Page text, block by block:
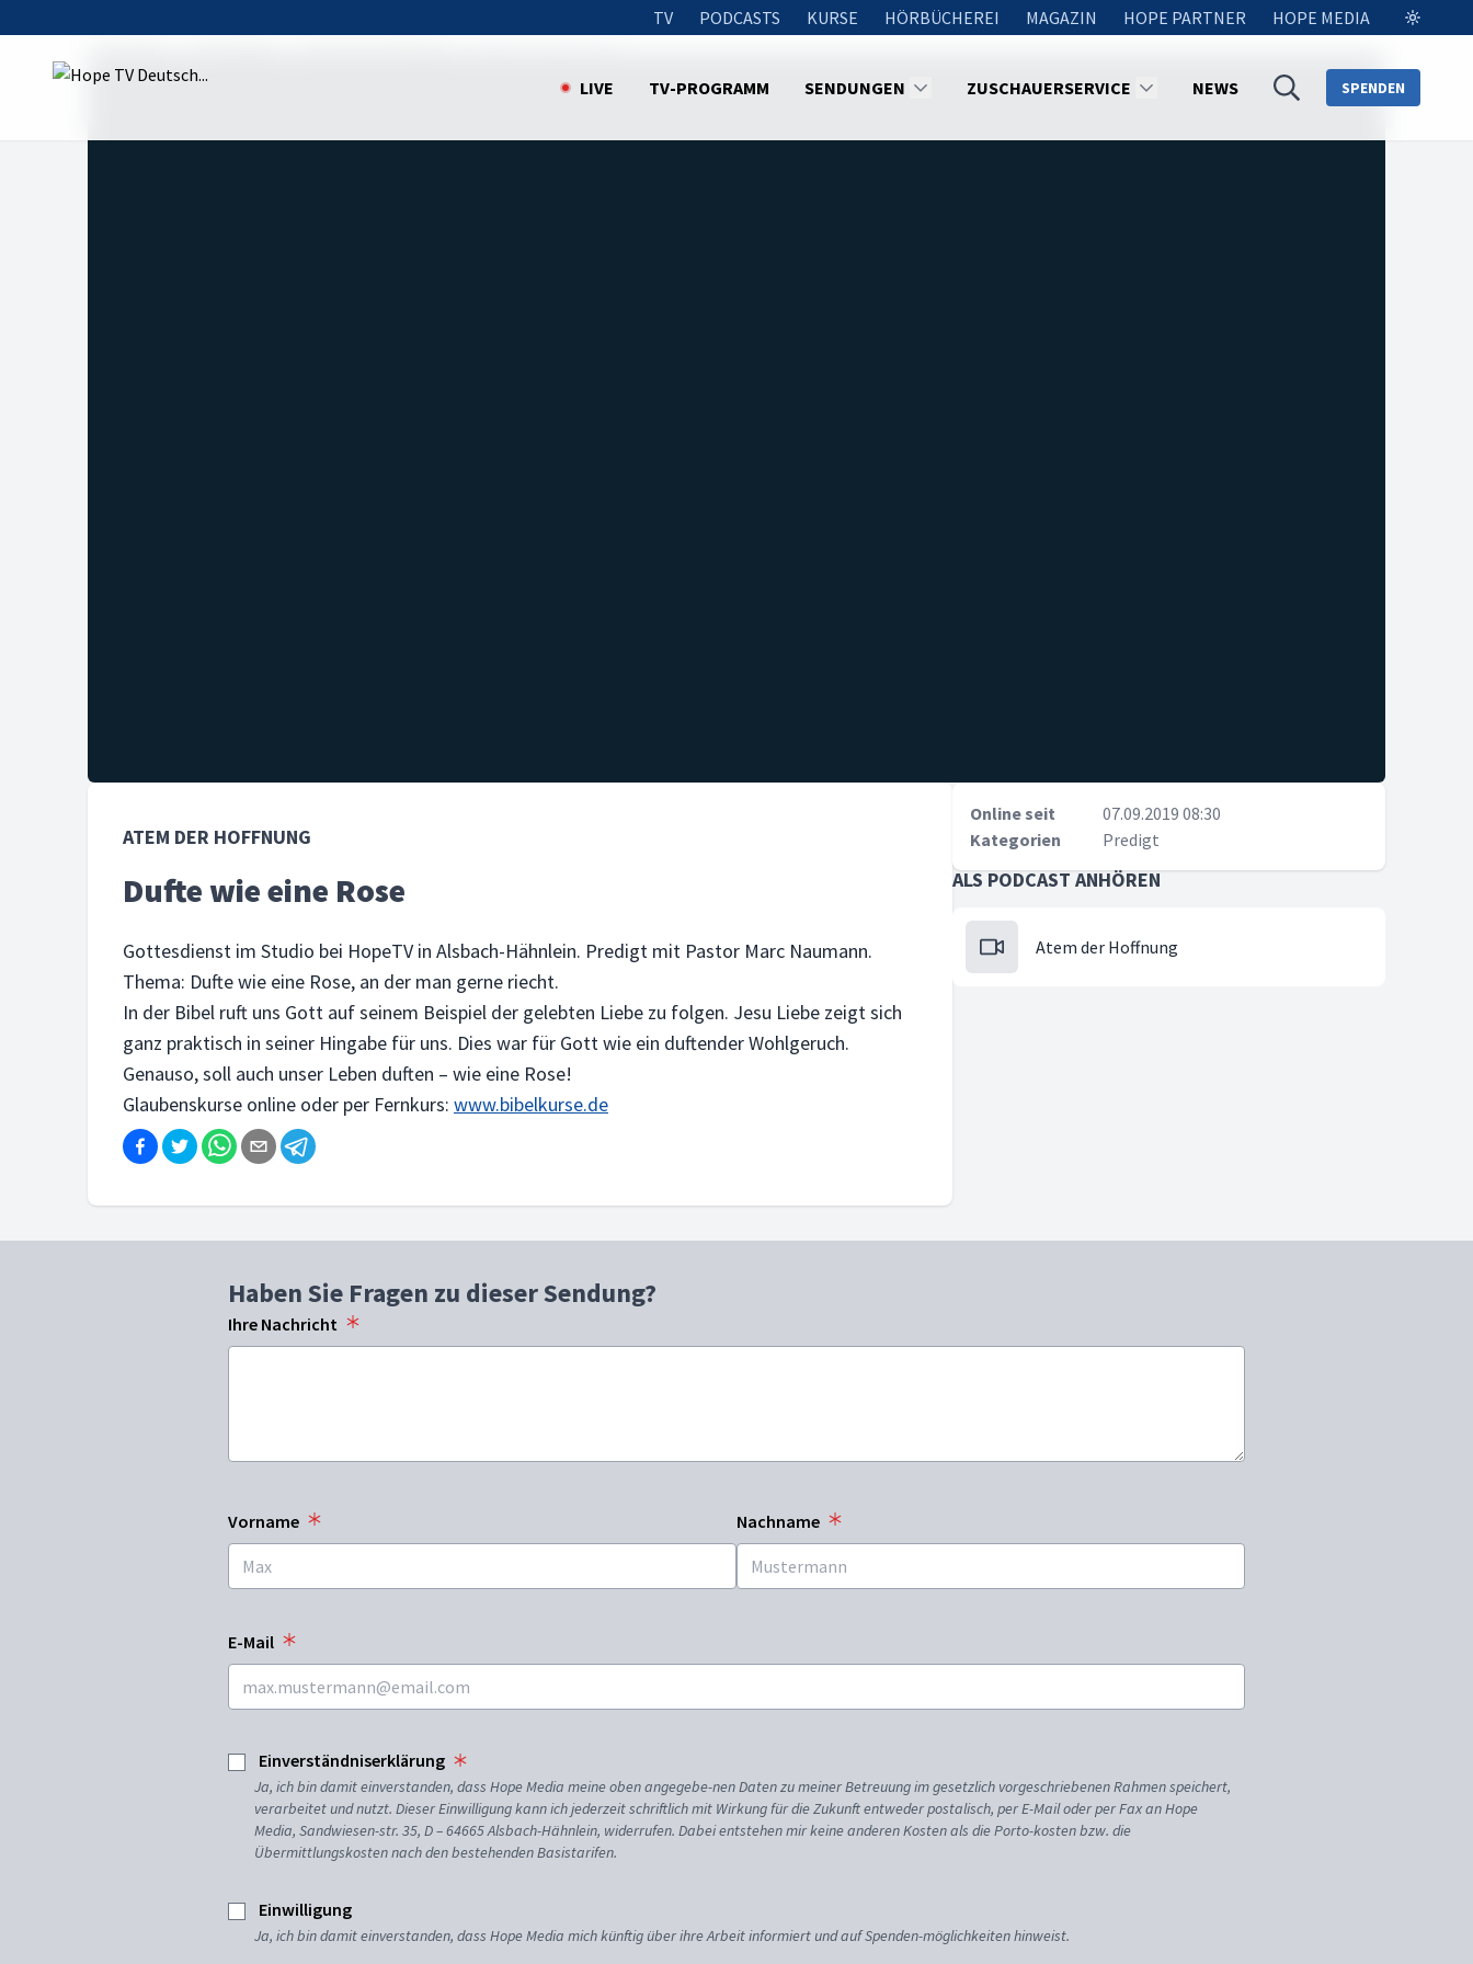
TV PODCASTS KURSE HÖRBÜCHEREI MAGAZIN HOPE PARTNER HOPE MEDIA
LIVE TV-PROGRAMM SENDUNGEN ZUSCHAUERSERVICE NEWS SPENDEN
ATEM DER HOFFNUNG
Dufte wie eine Rose
Gottesdienst im Studio bei HopeTV in Alsbach-Hähnlein. Predigt mit Pastor Marc Naumann.
Thema: Dufte wie eine Rose, an der man gerne riecht.
In der Bibel ruft uns Gott auf seinem Beispiel der gelebten Liebe zu folgen. Jesu Liebe zeigt sich
ganz praktisch in seiner Hingabe für uns. Dies war für Gott wie ein duftender Wohlgeruch.
Genauso, soll auch unser Leben duften – wie eine Rose!
Glaubenskurse online oder per Fernkurs: www.bibelkurse.de
Online seit
07.09.2019 08:30
Kategorien
Predigt
ALS PODCAST ANHÖREN
Atem der Hoffnung
Haben Sie Fragen zu dieser Sendung?
Ihre Nachricht
Vorname Nachname
E-Mail
Einverständniserklärung
Ja, ich bin damit einverstanden, dass Hope Media meine oben angegebe-nen Daten zu meiner Betreuung im gesetzlich vorgeschriebenen Rahmen speichert,
verarbeitet und nutzt. Dieser Einwilligung kann ich jederzeit schriftlich mit Wirkung für die Zukunft entweder postalisch, per E-Mail oder per Fax an Hope
Media, Sandwiesen-str. 35, D – 64665 Alsbach-Hähnlein, widerrufen. Dabei entstehen mir keine anderen Kosten als die Porto-kosten bzw. die
Übermittlungskosten nach den bestehenden Basistarifen.
Einwilligung
Ja, ich bin damit einverstanden, dass Hope Media mich künftig über ihre Arbeit informiert und auf Spenden-möglichkeiten hinweist.